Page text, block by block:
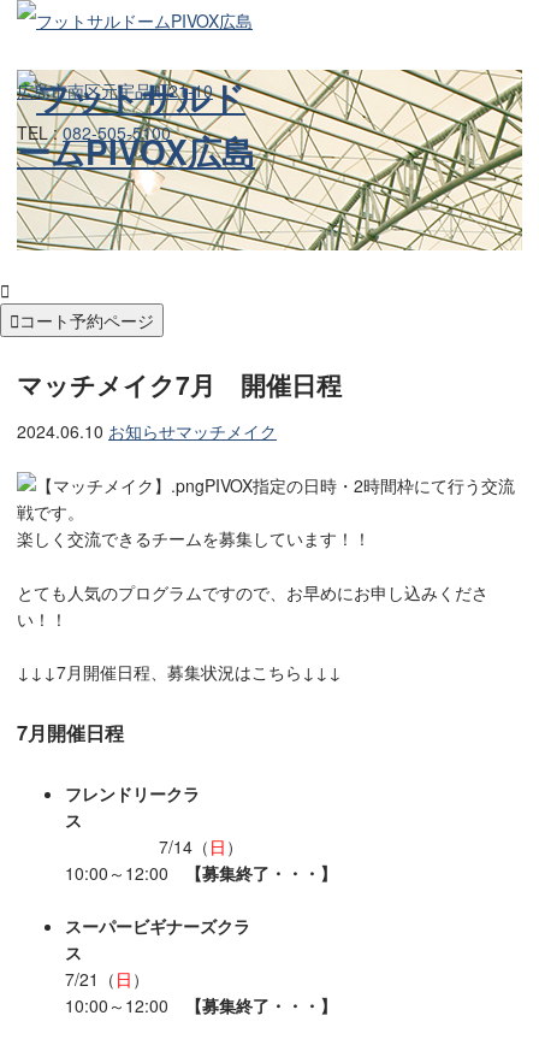

コート予約ページ
広島市南区元宇品町21-10
TEL :082-505-5100
マッチメイク7月 開催日程
2024.06.10 お知らせマッチメイク
PIVOX指定の日時・2時間枠にて行う交流
戦です。
楽しく交流できるチームを募集しています！！
とても人気のプログラムですので、お早めにお申し込みくださ
い！！
↓↓↓7月開催日程、募集状況はこちら↓↓↓
7月開催日程
フレンドリークラ
7/14（ 日 ）
10:00～12:00
【募集終了・・・ 】
スーパービギナーズクラ
7/21（ 日 ）
10:00～12:00
【募集終了・・・ 】